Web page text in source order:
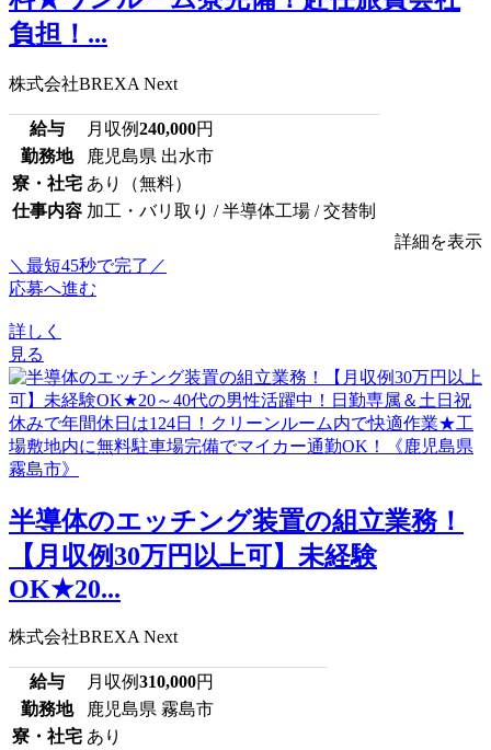
負担！...
株式会社BREXA Next
給与 月収例240,000円
勤務地
鹿児島県 出水市
寮・社宅 あり（無料）
仕事内容 加工・バリ取り / 半導体工場 / 交替制
詳細を表示
＼最短45秒で完了／
応募へ進む
詳しく
見る
半導体のエッチング装置の組立業務！
【月収例30万円以上可】未経験
OK★20...
株式会社BREXA Next
給与 月収例310,000円
勤務地
鹿児島県 霧島市
寮・社宅 あり